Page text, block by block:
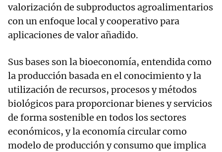
valorización de subproductos agroalimentarios
con un enfoque local y cooperativo para
aplicaciones de valor añadido.
Sus bases son la bioeconomía, entendida como
la producción basada en el conocimiento y la
utilización de recursos, procesos y métodos
biológicos para proporcionar bienes y servicios
de forma sostenible en todos los sectores
económicos, y la economía circular como
modelo de producción y consumo que implica